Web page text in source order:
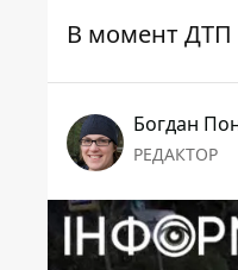
В момент ДТП
Богдан
РЕДАКТОР